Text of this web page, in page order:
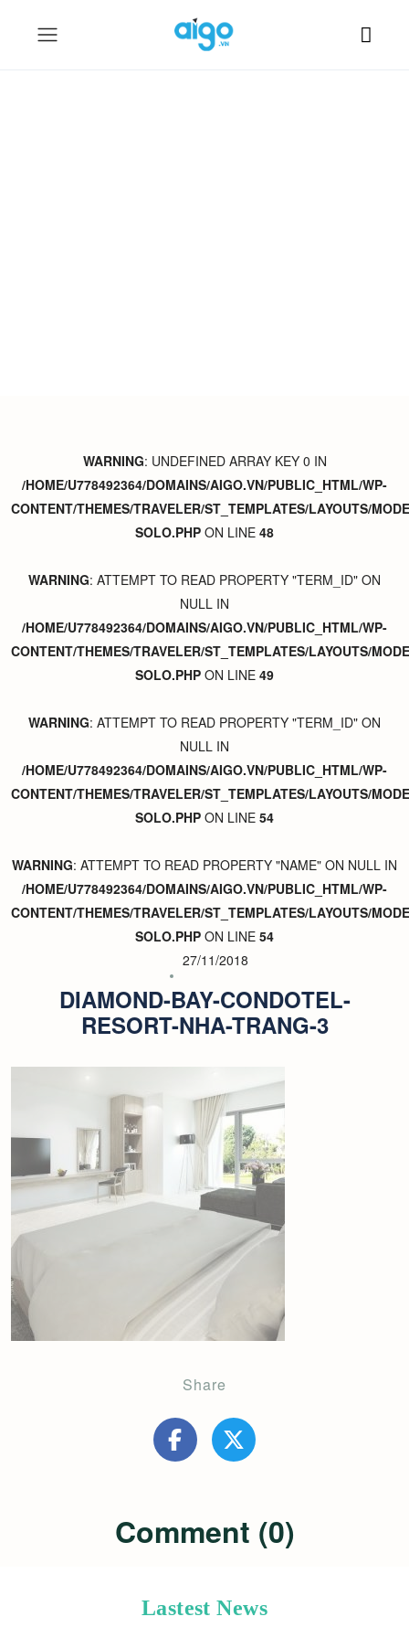
WARNING: UNDEFINED ARRAY KEY 0 IN
/HOME/U778492364/DOMAINS/AIGO.VN/PUBLIC_HTML/WP-
CONTENT/THEMES/TRAVELER/ST_TEMPLATES/LAYOUTS/
SOLO.PHP ON LINE 48
WARNING: ATTEMPT TO READ PROPERTY "TERM_ID" ON
NULL IN
/HOME/U778492364/DOMAINS/AIGO.VN/PUBLIC_HTML/WP-
CONTENT/THEMES/TRAVELER/ST_TEMPLATES/LAYOUTS/
SOLO.PHP ON LINE 49
WARNING: ATTEMPT TO READ PROPERTY "TERM_ID" ON
NULL IN
/HOME/U778492364/DOMAINS/AIGO.VN/PUBLIC_HTML/WP-
CONTENT/THEMES/TRAVELER/ST_TEMPLATES/LAYOUTS/
SOLO.PHP ON LINE 54
WARNING: ATTEMPT TO READ PROPERTY "NAME" ON NULL IN
/HOME/U778492364/DOMAINS/AIGO.VN/PUBLIC_HTML/WP-
CONTENT/THEMES/TRAVELER/ST_TEMPLATES/LAYOUTS/
SOLO.PHP ON LINE 54
27/11/2018
DIAMOND-BAY-CONDOTEL-
RESORT-NHA-TRANG-3
Share
Comment (0)
Lastest News